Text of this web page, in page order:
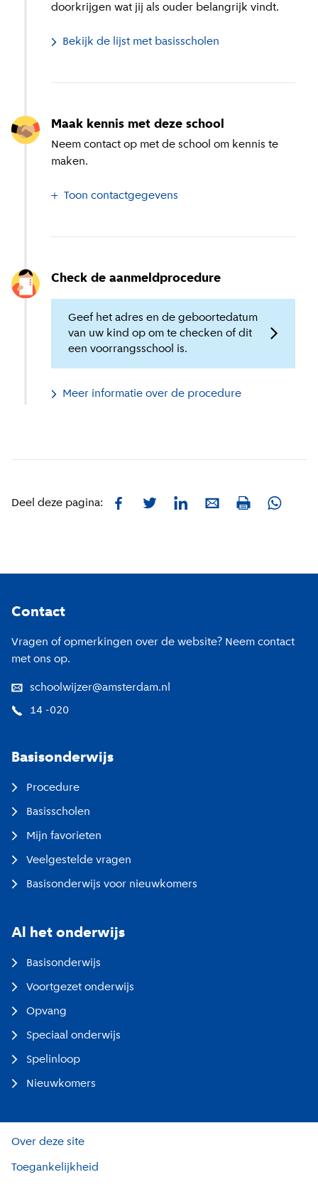
doorkrijgen wat jij als ouder belangrijk vindt.
Bekijk de lijst met basisscholen
Maak kennis met deze school
Neem contact op met de school om kennis te
maken.
Toon contactgegevens
Check de aanmeldprocedure
Geef het adres en de geboortedatum
van uw kind op om te checken of dit
een voorrangsschool is.
Meer informatie over de procedure
Deel deze pagina: FacebookTwitterLinkedInE-mailPrint
Contact
Vragen of opmerkingen over de website? Neem contact
met ons op.
schoolwijzer@amsterdam.nl
14 -020
Basisonderwijs
Procedure
Basisscholen
Mijn favorieten
Veelgestelde vragen
Basisonderwijs voor nieuwkomers
Al het onderwijs
Basisonderwijs
Voortgezet onderwijs
Opvang
Speciaal onderwijs
Spelinloop
Nieuwkomers
Over deze site
Toegankelijkheid